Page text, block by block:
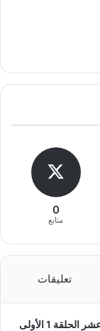
0
متابع
تعليقات
1 الأولى